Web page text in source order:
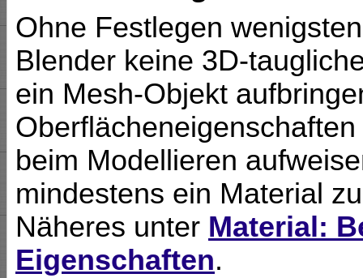
Ohne Festlegen
Blender keine 3D-
ein Mesh-Objekt
beim Modellieren
mindestens ein Material
Näheres unter Material:
Eigenschaften.